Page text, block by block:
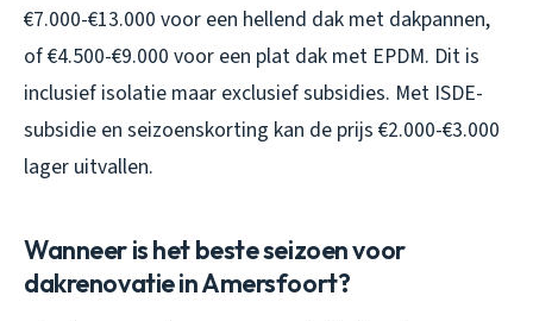
€7.000-€13.000 voor een hellend dak met dakpannen,
of €4.500-€9.000 voor een plat dak met EPDM. Dit is
inclusief isolatie maar exclusief subsidies. Met ISDE-
subsidie en seizoenskorting kan de prijs €2.000-€3.000
lager uitvallen.
Wanneer is het beste seizoen voor
dakrenovatie in Amersfoort?